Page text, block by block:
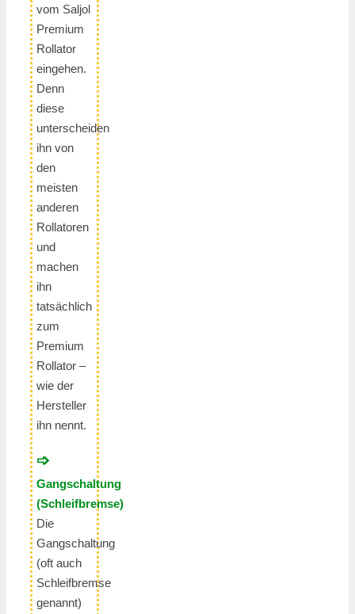
vom Saljol
Premium
Rollator
eingehen.
Denn
diese
unterscheiden
ihn von
den
meisten
anderen
Rollatoren
und
machen
ihn
tatsächlich
zum
Premium
Rollator –
wie der
Hersteller
ihn nennt.
➩
Gangschaltung
(Schleifbremse)
Die
Gangschaltung
(oft auch
Schleifbremse
genannt)